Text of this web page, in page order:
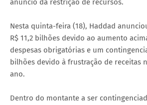
anúncio da restrição de recursos.
Nesta quinta-feira (18), Haddad
R$ 11,2 bilhões devido ao aumento
despesas obrigatórias e um
bilhões devido à frustração de receitas
ano.
Dentro do montante a ser